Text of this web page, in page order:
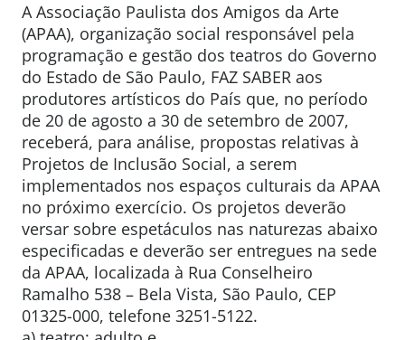
A Associação Paulista dos Amigos da Arte
(APAA), organização social responsável pela
programação e gestão dos teatros do Governo
do Estado de São Paulo, FAZ SABER aos
produtores artísticos do País que, no período
de 20 de agosto a 30 de setembro de 2007,
receberá, para análise, propostas relativas à
Projetos de Inclusão Social, a serem
implementados nos espaços culturais da APAA
no próximo exercício. Os projetos deverão
versar sobre espetáculos nas naturezas abaixo
especificadas e deverão ser entregues na sede
da APAA, localizada à Rua Conselheiro
Ramalho 538 – Bela Vista, São Paulo, CEP
01325-000, telefone 3251-5122.